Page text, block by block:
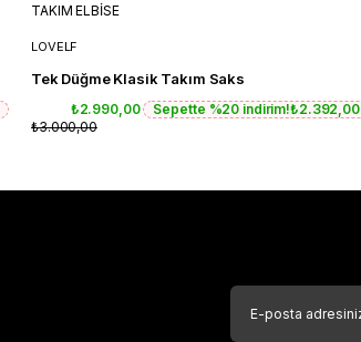
TAKIM ELBİSE
LOVELF
Tek Düğme Klasik Takım Saks
₺2.990,00 Sepette %20 indirim!₺2.392,00
₺3.000,00